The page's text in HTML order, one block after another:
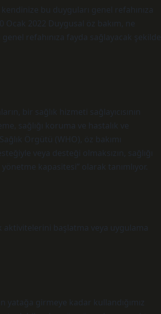
bu duyguları genel refahınıza
2022 Duygusal öz bakım, ne
refahınıza fayda sağlayacak şekilde
bir sağlık hizmeti sağlayıcısının
sağlığı koruma ve hastalık ve
Örgütü (WHO), öz bakımı
veya desteği olmaksızın, sağlığı
kapasitesi” olarak tanımlıyor.
aktivitelerini başlatma veya uygulama
girmeye kadar kullandığımız